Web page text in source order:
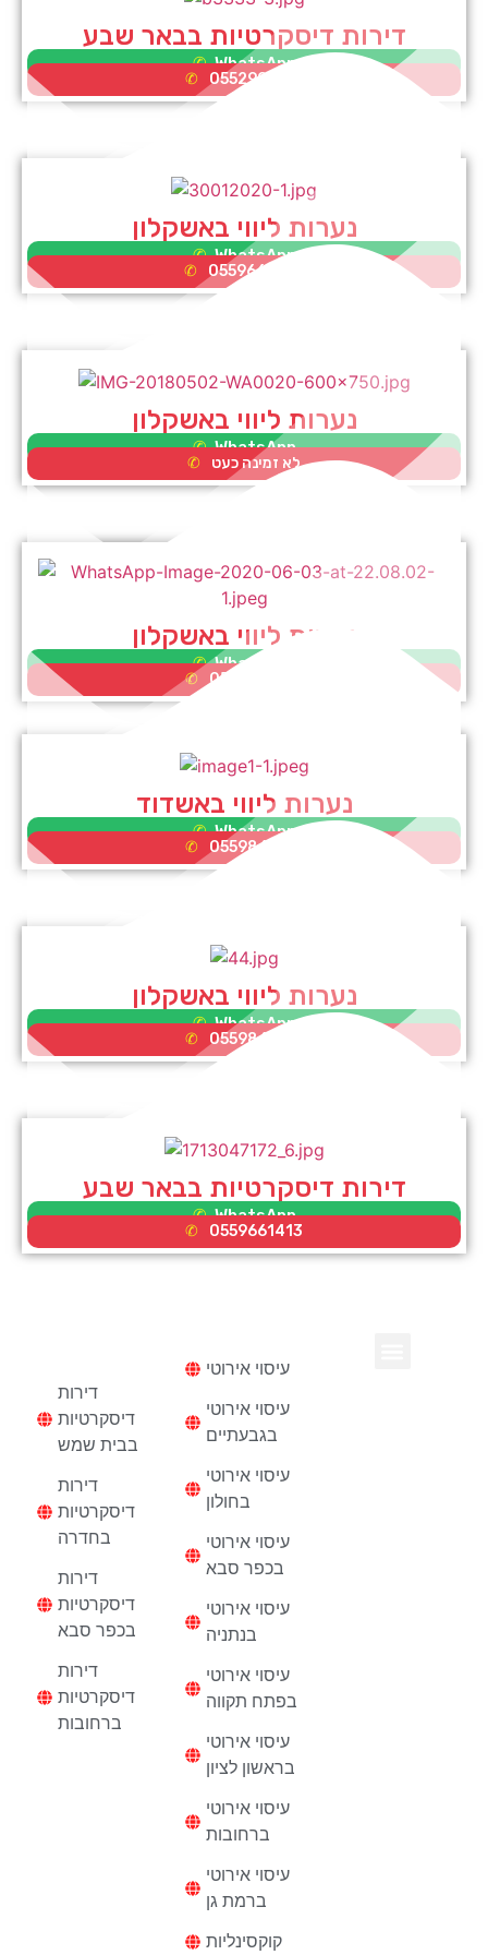
דירות דיסקרטיות בבאר שבע
WhatsApp
0552995353
נערות ליווי באשקלון
WhatsApp
0559662075
נערות ליווי באשקלון
WhatsApp
לא זמינה כעט
נערות ליווי באשקלון
WhatsApp
0552995353
נערות ליווי באשדוד
WhatsApp
0559865581
נערות ליווי באשקלון
WhatsApp
0559865581
דירות דיסקרטיות בבאר שבע
WhatsApp
0559661413
דירות
דיסקרטיות
בבית שמש
דירות
דיסקרטיות
בחדרה
דירות
דיסקרטיות
בכפר סבא
דירות
דיסקרטיות
ברחובות
עיסוי אירוטי
עיסוי אירוטי
בגבעתיים
עיסוי אירוטי
בחולון
עיסוי אירוטי
בכפר סבא
עיסוי אירוטי
בנתניה
עיסוי אירוטי
בפתח תקווה
עיסוי אירוטי
בראשון לציון
עיסוי אירוטי
ברחובות
עיסוי אירוטי
ברמת גן
קוקסינליות